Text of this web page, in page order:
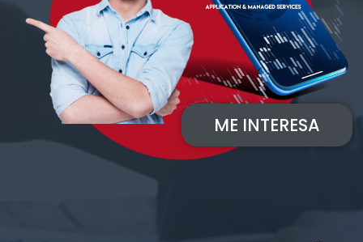
ME INTERESA